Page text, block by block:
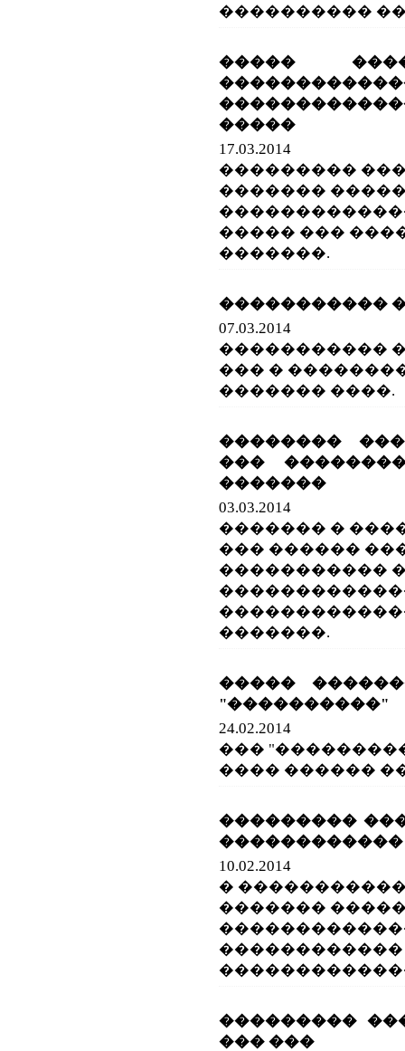
����������
�����
�����
17.03.2014
���������
�������
����� ���
�������.
����������� �
07.03.2014
�����������
��� �
������� ����.
��������
���
�������
03.03.2014
������� �
��� ������
�����������
�������.
�����
"����������"
24.02.2014
���
���� ������
���������
������������
10.02.2014
�
�������
���������
��� ���